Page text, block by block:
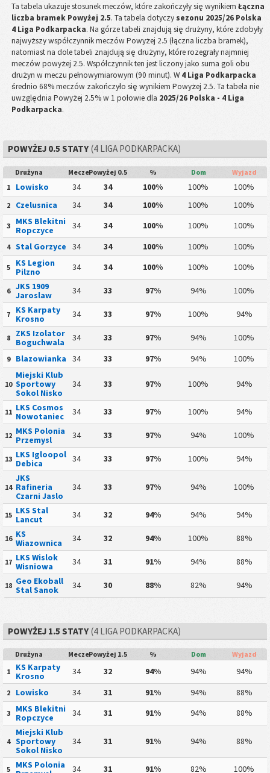
Ta tabela ukazuje stosunek meczów, które zakończyły się wynikiem Łączna
liczba bramek Powyżej 2.5. Ta tabela dotyczy sezonu 2025/26 Polska
4 Liga Podkarpacka. Na górze tabeli znajdują się drużyny, które zdobyły
najwyższy współczynnik meczów Powyżej 2.5 (łączna liczba bramek),
natomiast na dole tabeli znajdują się drużyny, które rozegrały najmniej
meczów powyżej 2.5. Współczynnik ten jest liczony jako suma goli obu
drużyn w meczu pełnowymiarowym (90 minut). W 4 Liga Podkarpacka
średnio 68% meczów zakończyło się wynikiem Powyżej 2.5. Ta tabela nie
uwzględnia Powyżej 2.5% w 1 połowie dla 2025/26 Polska - 4 Liga
Podkarpacka.
POWYŻEJ 0.5 STATY(4 LIGA PODKARPACKA)
Drużyna MeczePowyżej 0.5 % Dom
Wyjazd
1
Lowisko 34 34 100% 100% 100%
2 Czelusnica 34 34 100% 100% 100%
3
MKS Blekitni
Ropczyce
34 34 100% 100% 100%
4 Stal Gorzyce 34 34 100% 100% 100%
5
KS Legion
Pilzno
34 34 100% 100% 100%
6 JKS 1909
Jaroslaw
34 33 97% 94% 100%
7
KS Karpaty
Krosno
34 33 97% 100% 94%
8
ZKS Izolator
Boguchwala
34 33 97% 94% 100%
9 Blazowianka 34 33 97% 94% 100%
10
Miejski Klub
Sportowy
Sokol Nisko
34 33 97% 100% 94%
11 LKS Cosmos
Nowotaniec
34 33 97% 100% 94%
12 MKS Polonia
Przemysl
34 33 97% 94% 100%
13 LKS Igloopol
Debica
34 33 97% 100% 94%
14
JKS
Rafineria
Czarni Jaslo
34 33 97% 94% 100%
15 LKS Stal
Lancut
34 32 94% 94% 94%
16 KS
Wiazownica
34 32 94% 100% 88%
17 LKS Wislok
Wisniowa
34 31 91% 94% 88%
18 Geo Ekoball
Stal Sanok
34 30 88% 82% 94%
POWYŻEJ 1.5 STATY(4 LIGA PODKARPACKA)
Drużyna MeczePowyżej 1.5 % Dom
Wyjazd
1
KS Karpaty
Krosno
34 32 94% 94% 94%
2 Lowisko 34 31 91% 94% 88%
3
MKS Blekitni
Ropczyce
34 31 91% 94% 88%
4
Miejski Klub
Sportowy
Sokol Nisko
34 31 91% 94% 88%
5
MKS Polonia
34 31 91% 82% 100%